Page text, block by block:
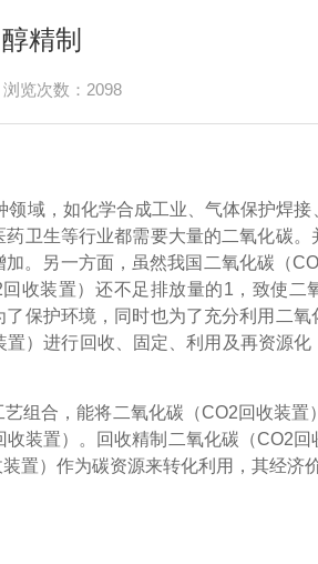
精制
浏览次数：2098
域，如化学合成工业、气体保护焊接
卫生等行业都需要大量的二氧化碳。
。另一方面，虽然我国二氧化碳（
收装置）还不足排放量的1，致使二
保护环境，同时也为了充分利用二氧
）进行回收、固定、利用及再资源
组合，能将二氧化碳（CO2回收装置
装置）。回收精制二氧化碳（CO2
置）作为碳资源来转化利用，其经济